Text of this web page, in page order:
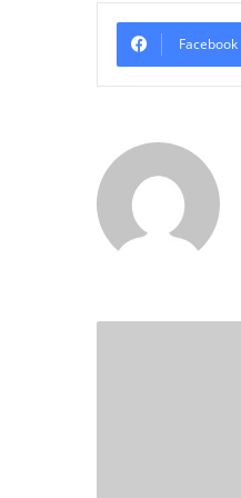
Facebook